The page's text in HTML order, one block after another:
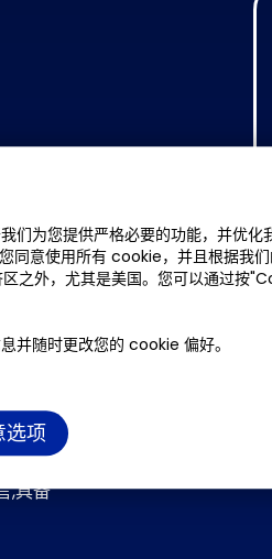
,了解测控
,具备
们为您提供严格必要的功能，并优化
同意使用所有 cookie，并且根据我
之外，尤其是美国。您可以通过按
并随时更改您的 cookie 偏好。
项